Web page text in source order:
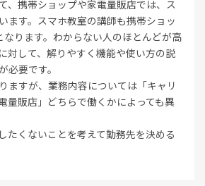
、携帯ショップや家電量販店では、ス
ます。スマホ教室の講師も携帯ショッ
なります。わからない人のほとんどが高
対して、解りやすく機能や使い方の説
必要です。
ますが、業務内容については「キャリ
量販店」どちらで働くかによっても異
たくないことを考えて勤務先を決める